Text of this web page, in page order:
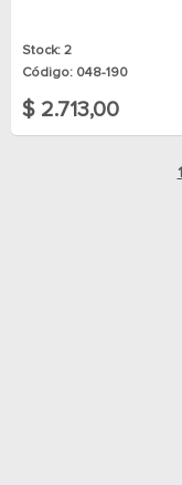
Stock: 2
Código: 048-190
$ 2.713,00
1